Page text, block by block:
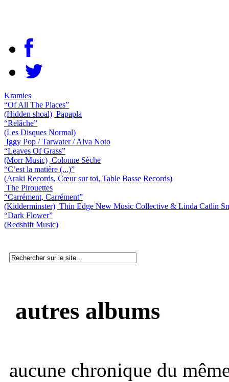
Kramies
“Of All The Places”
(Hidden shoal) Papapla
“Relâche”
(Les Disques Normal)
Iggy Pop / Tarwater / Alva Noto
“Leaves Of Grass”
(Morr Music) Colonne Sèche
“C’est la matière (...)”
(Araki Records, Cœur sur toi, Table Basse Records)
The Pirouettes
“Carrément, Carrément”
(Kidderminster) Thin Edge New Music Collective & Linda Catlin
“Dark Flower”
(Redshift Music)
autres albums
aucune chronique du